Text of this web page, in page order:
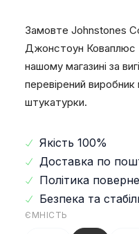
Замовте Johnstones
Джонстоун Коваплюс
нашому магазині за
перевірений виробник
штукатурки.
Якість 100%
Доставка по
Політика
Безпека та
ЄМНІСТЬ